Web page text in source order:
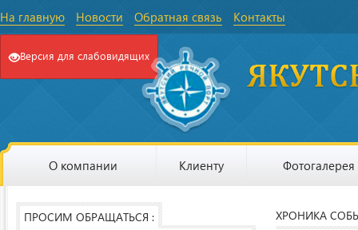
На главную Новости Обратная связь Контакты
Версия для слабовидящих
О компании Клиенту Фотогалерея
ПРОСИМ ОБРАЩАТЬСЯ :
ХРОНИКА